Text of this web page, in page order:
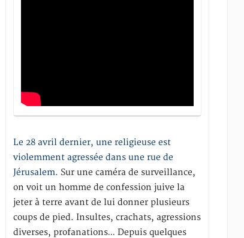
Le 28 avril dernier, une religieuse est
violemment agressée dans une rue de
Jérusalem. Sur une caméra de surveillance,
on voit un homme de confession juive la
jeter à terre avant de lui donner plusieurs
coups de pied. Insultes, crachats, agressions
diverses, profanations… Depuis quelques